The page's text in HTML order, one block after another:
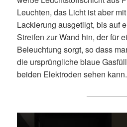
Leuchten, das Licht ist aber
Lackierung ausgetilgt, bis auf
Streifen zur Wand hin, der für
Beleuchtung sorgt, so dass
die ursprüngliche blaue
beiden Elektroden sehen kann.